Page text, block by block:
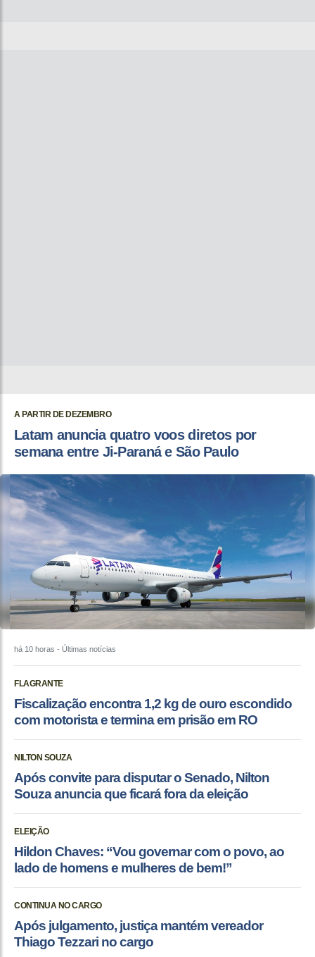
A PARTIR DE DEZEMBRO
Latam anuncia quatro voos diretos por
semana entre Ji-Paraná e São Paulo
há 10 horas - Últimas notícias
FLAGRANTE
Fiscalização encontra 1,2 kg de ouro escondido
com motorista e termina em prisão em RO
NILTON SOUZA
Após convite para disputar o Senado, Nilton
Souza anuncia que ficará fora da eleição
ELEIÇÃO
Hildon Chaves: “Vou governar com o povo, ao
lado de homens e mulheres de bem!”
CONTINUA NO CARGO
Após julgamento, justiça mantém vereador
Thiago Tezzari no cargo